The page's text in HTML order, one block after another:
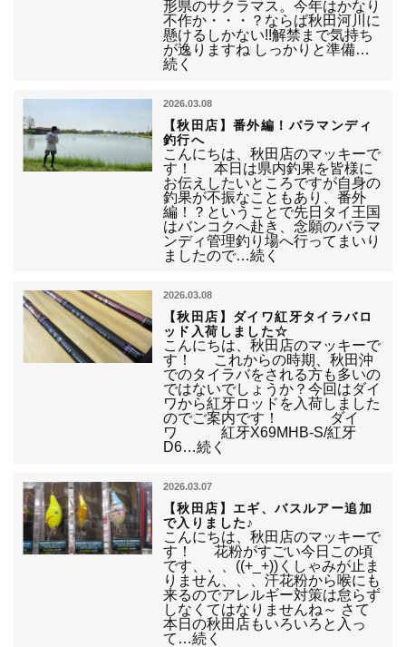
形県のサクラマス。今年はかなり
不作か・・・？ならば秋田河川に
懸けるしかない!!解禁まで気持ち
が逸りますね しっかりと準備…
続く
2026.03.08
【秋田店】番外編！バラマンディ
釣行へ
こんにちは、秋田店のマッキーで
す！ 本日は県内釣果を皆様に
お伝えしたいところですが自身の
釣果が不振なこともあり、番外
編！？ということで先日タイ王国
はバンコクへ赴き、念願のバラマ
ンディ管理釣り場へ行ってまいり
ましたので…続く
2026.03.08
【秋田店】ダイワ紅牙タイラバロ
ッド入荷しました☆
こんにちは、秋田店のマッキーで
す！ これからの時期、秋田沖
でのタイラバをされる方も多いの
ではないでしょうか？今回はダイ
ワから紅牙ロッドを入荷しました
のでご案内です！ ダイ
ワ 紅牙X69MHB-S/紅牙
D6…続く
2026.03.07
【秋田店】エギ、バスルアー追加
で入りました♪
こんにちは、秋田店のマッキーで
す！ 花粉がすごい今日この頃
です、、、((+_+))くしゃみが止ま
りません、、、汗花粉から喉にも
来るのでアレルギー対策は怠らず
しなくてはなりませんね～ さて
本日の秋田店もいろいろと入っ
て…続く